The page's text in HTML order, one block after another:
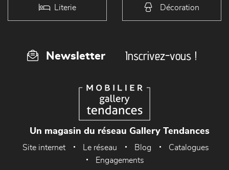
Literie Décoration
Newsletter Inscrivez-vous !
Un magasin du réseau Gallery Tendances
Site internet Le réseau Blog
Catalogues
Engagements